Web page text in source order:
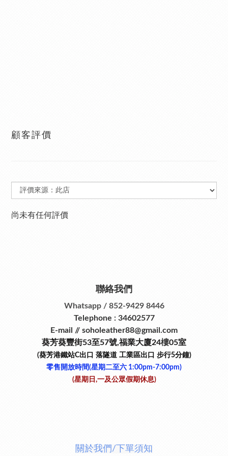
顧客評價
尚未有任何評價
聯絡我們
Whatsapp / 852-9429 8446
Telephone : 34602577
E-mail // soholeather88@gmail.com
葵芳葵豐街53至57號,福業大廈24樓05室
(葵芳港鐵站C出口 落隧道 工業區出口 步行5分鐘)
零售開放時間(星期二至六​ 1:00pm-7:00pm)
(星期日,一及公眾假期休息)
關於我們/下單須知